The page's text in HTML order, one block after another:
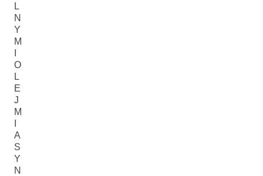
L
N
Y
M
O
L
E
J
M
A
S
Y
N